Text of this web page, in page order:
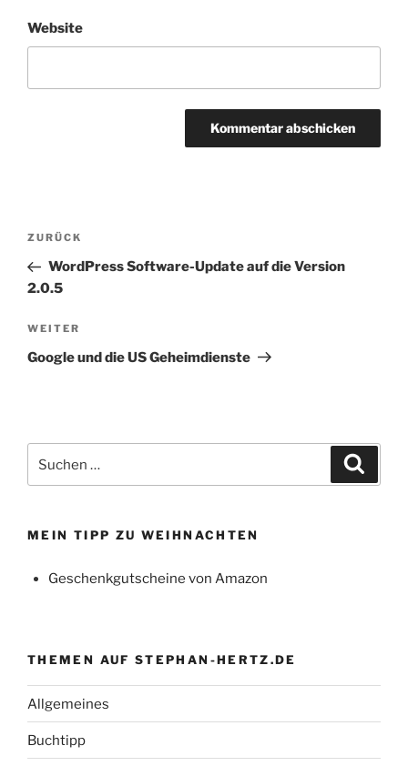
Website
Beitragsnavigation
Vorheriger
Beitrag
ZURÜCK
WordPress Software-Update auf die Version
2.0.5
Nächster
Beitrag
WEITER
Google und die US Geheimdienste
nach:
MEIN TIPP ZU WEIHNACHTEN
Geschenkgutscheine von Amazon
THEMEN AUF STEPHAN-HERTZ.DE
Allgemeines
Buchtipp